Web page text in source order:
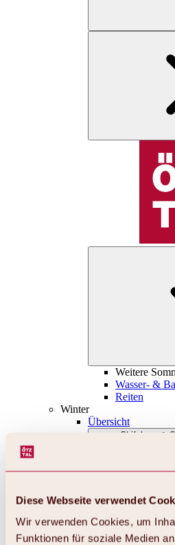
Diese Webseite verwendet
Wir verwenden Cookies, um
Funktionen für soziale Medien
Weitere
Wasser- &
Reiten
Winter
Übersicht
Skifahren &